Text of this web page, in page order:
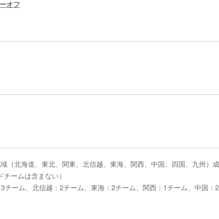
オフ
（北海道、東北、関東、北信越、東海、関西、中国、四国、九州）
ームは含まない）
ーム、北信越：2チーム、東海：2チーム、関西：1チーム、中国：